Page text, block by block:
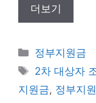
더보기
카
테
리
정부지원금
태
그
2차 대상자
지원금, 정부지